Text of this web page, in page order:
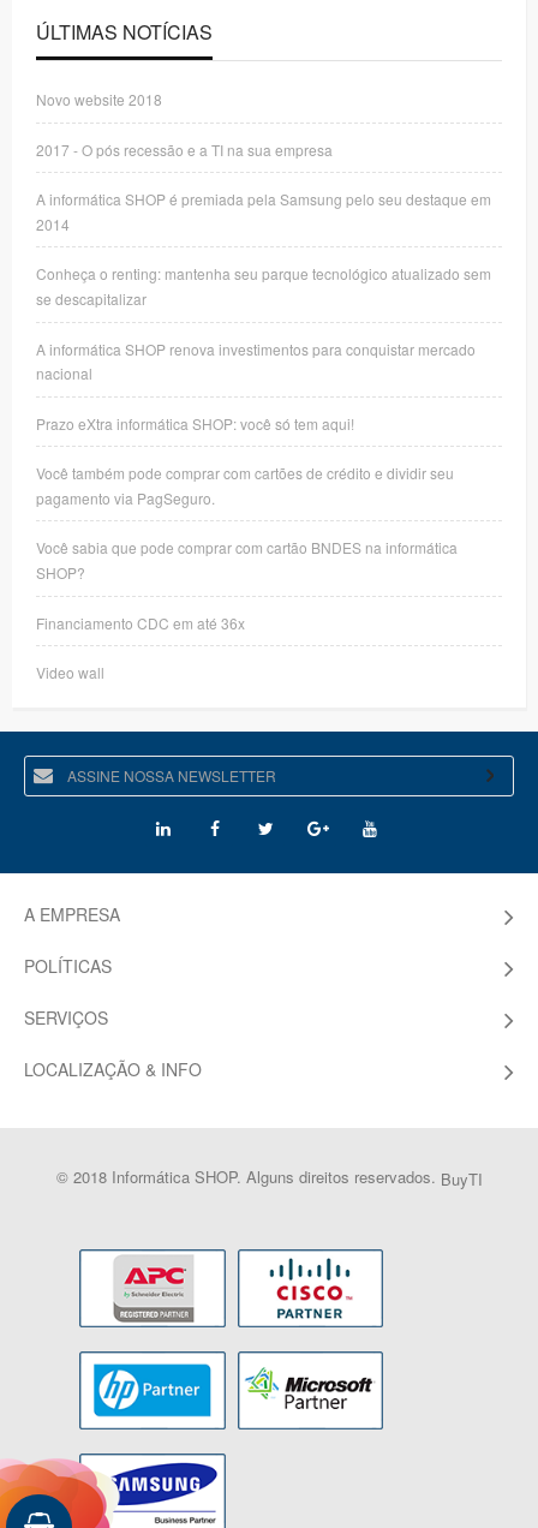
ÚLTIMAS NOTÍCIAS
Novo website 2018
2017 - O pós recessão e a TI na sua empresa
A informática SHOP é premiada pela Samsung pelo seu destaque em
2014
Conheça o renting: mantenha seu parque tecnológico atualizado sem
se descapitalizar
A informática SHOP renova investimentos para conquistar mercado
nacional
Prazo eXtra informática SHOP: você só tem aqui!
Você também pode comprar com cartões de crédito e dividir seu
pagamento via PagSeguro.
Você sabia que pode comprar com cartão BNDES na informática
SHOP?
Financiamento CDC em até 36x
Video wall
A EMPRESA
POLÍTICAS
SERVIÇOS
LOCALIZAÇÃO & INFO
© 2018 Informática SHOP. Alguns direitos reservados. BuyTI